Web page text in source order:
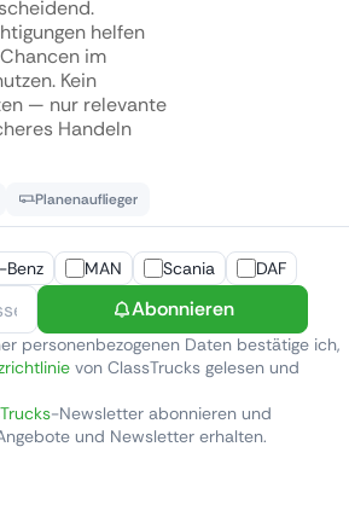
helfen
im
Kein
— nur relevante
Handeln
Planenauflieger
MAN Scania DAF
Abonnieren
personenbezogenen Daten bestätige ich,
von ClassTrucks gelesen und
-Newsletter abonnieren und
und Newsletter erhalten.